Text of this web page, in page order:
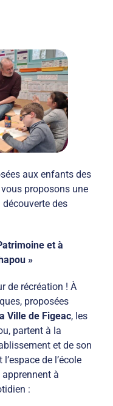
aux enfants des
proposons une
des
et à
»
de récréation ! À
proposées
Ville de Figeac, les
partent à la
et de son
de l’école
apprennent à
: